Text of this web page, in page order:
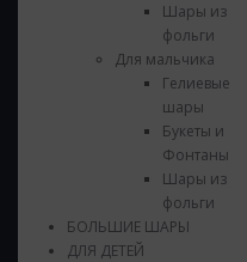
Шары из
фольги
Для мальчика
Гелиевые
шары
Букеты и
Фонтаны
Шары из
фольги
БОЛЬШИЕ ШАРЫ
ДЛЯ ДЕТЕЙ